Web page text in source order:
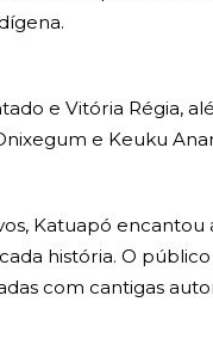
e Vitória Régia,
e Keuku
Katuapó encantou
história. O
com cantigas